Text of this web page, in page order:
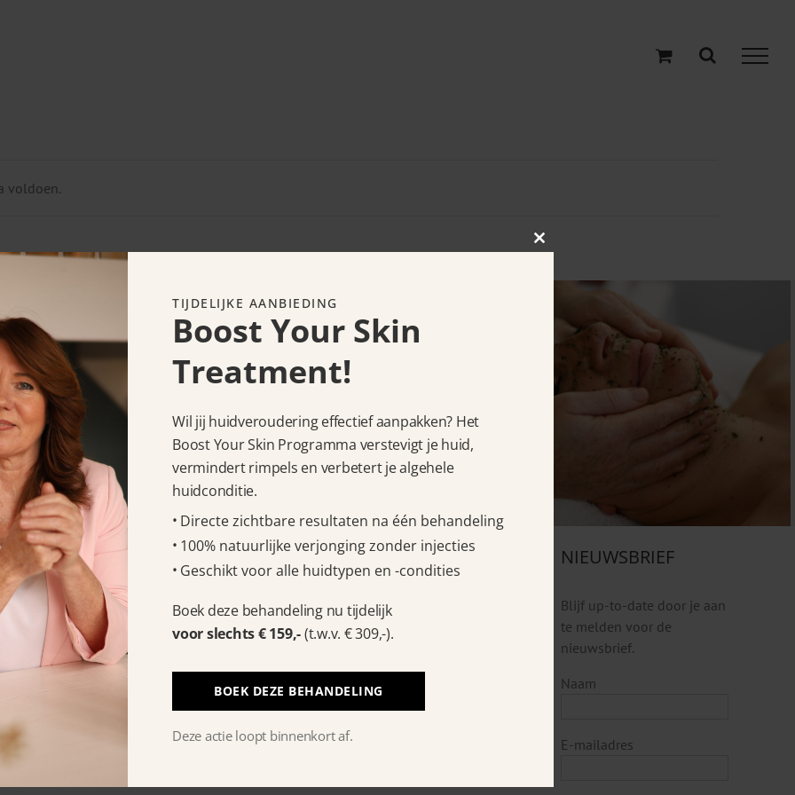
voldoen.
naar voren door effectieve
kunt zien.
VOORWAARDEN
Algemene voorwaarden
Privacy policy’s
BEKIJK OOK
Huidverzorging
Behandelingen
De Beautycoach
Beauty merken
Media
Nieuwsbrief
CCCosmetics.nl
NIEUWSBRIEF
Blijf up-to-date door je aan
te melden voor de
nieuwsbrief.
Naam
E-mailadres
Close
TIJDELIJKE AANBIEDING
Boost Your Skin
Treatment!
Wil jij huidveroudering effectief aanpakken? Het
Boost Your Skin Programma verstevigt je huid,
vermindert rimpels en verbetert je algehele
huidconditie.
Directe zichtbare resultaten na één behandeling
100% natuurlijke verjonging zonder injecties
Geschikt voor alle huidtypen en -condities
Boek deze behandeling nu tijdelijk
voor slechts € 159,-(t.w.v. € 309,-).
BOEK DEZE BEHANDELING
Deze actie loopt binnenkort af.